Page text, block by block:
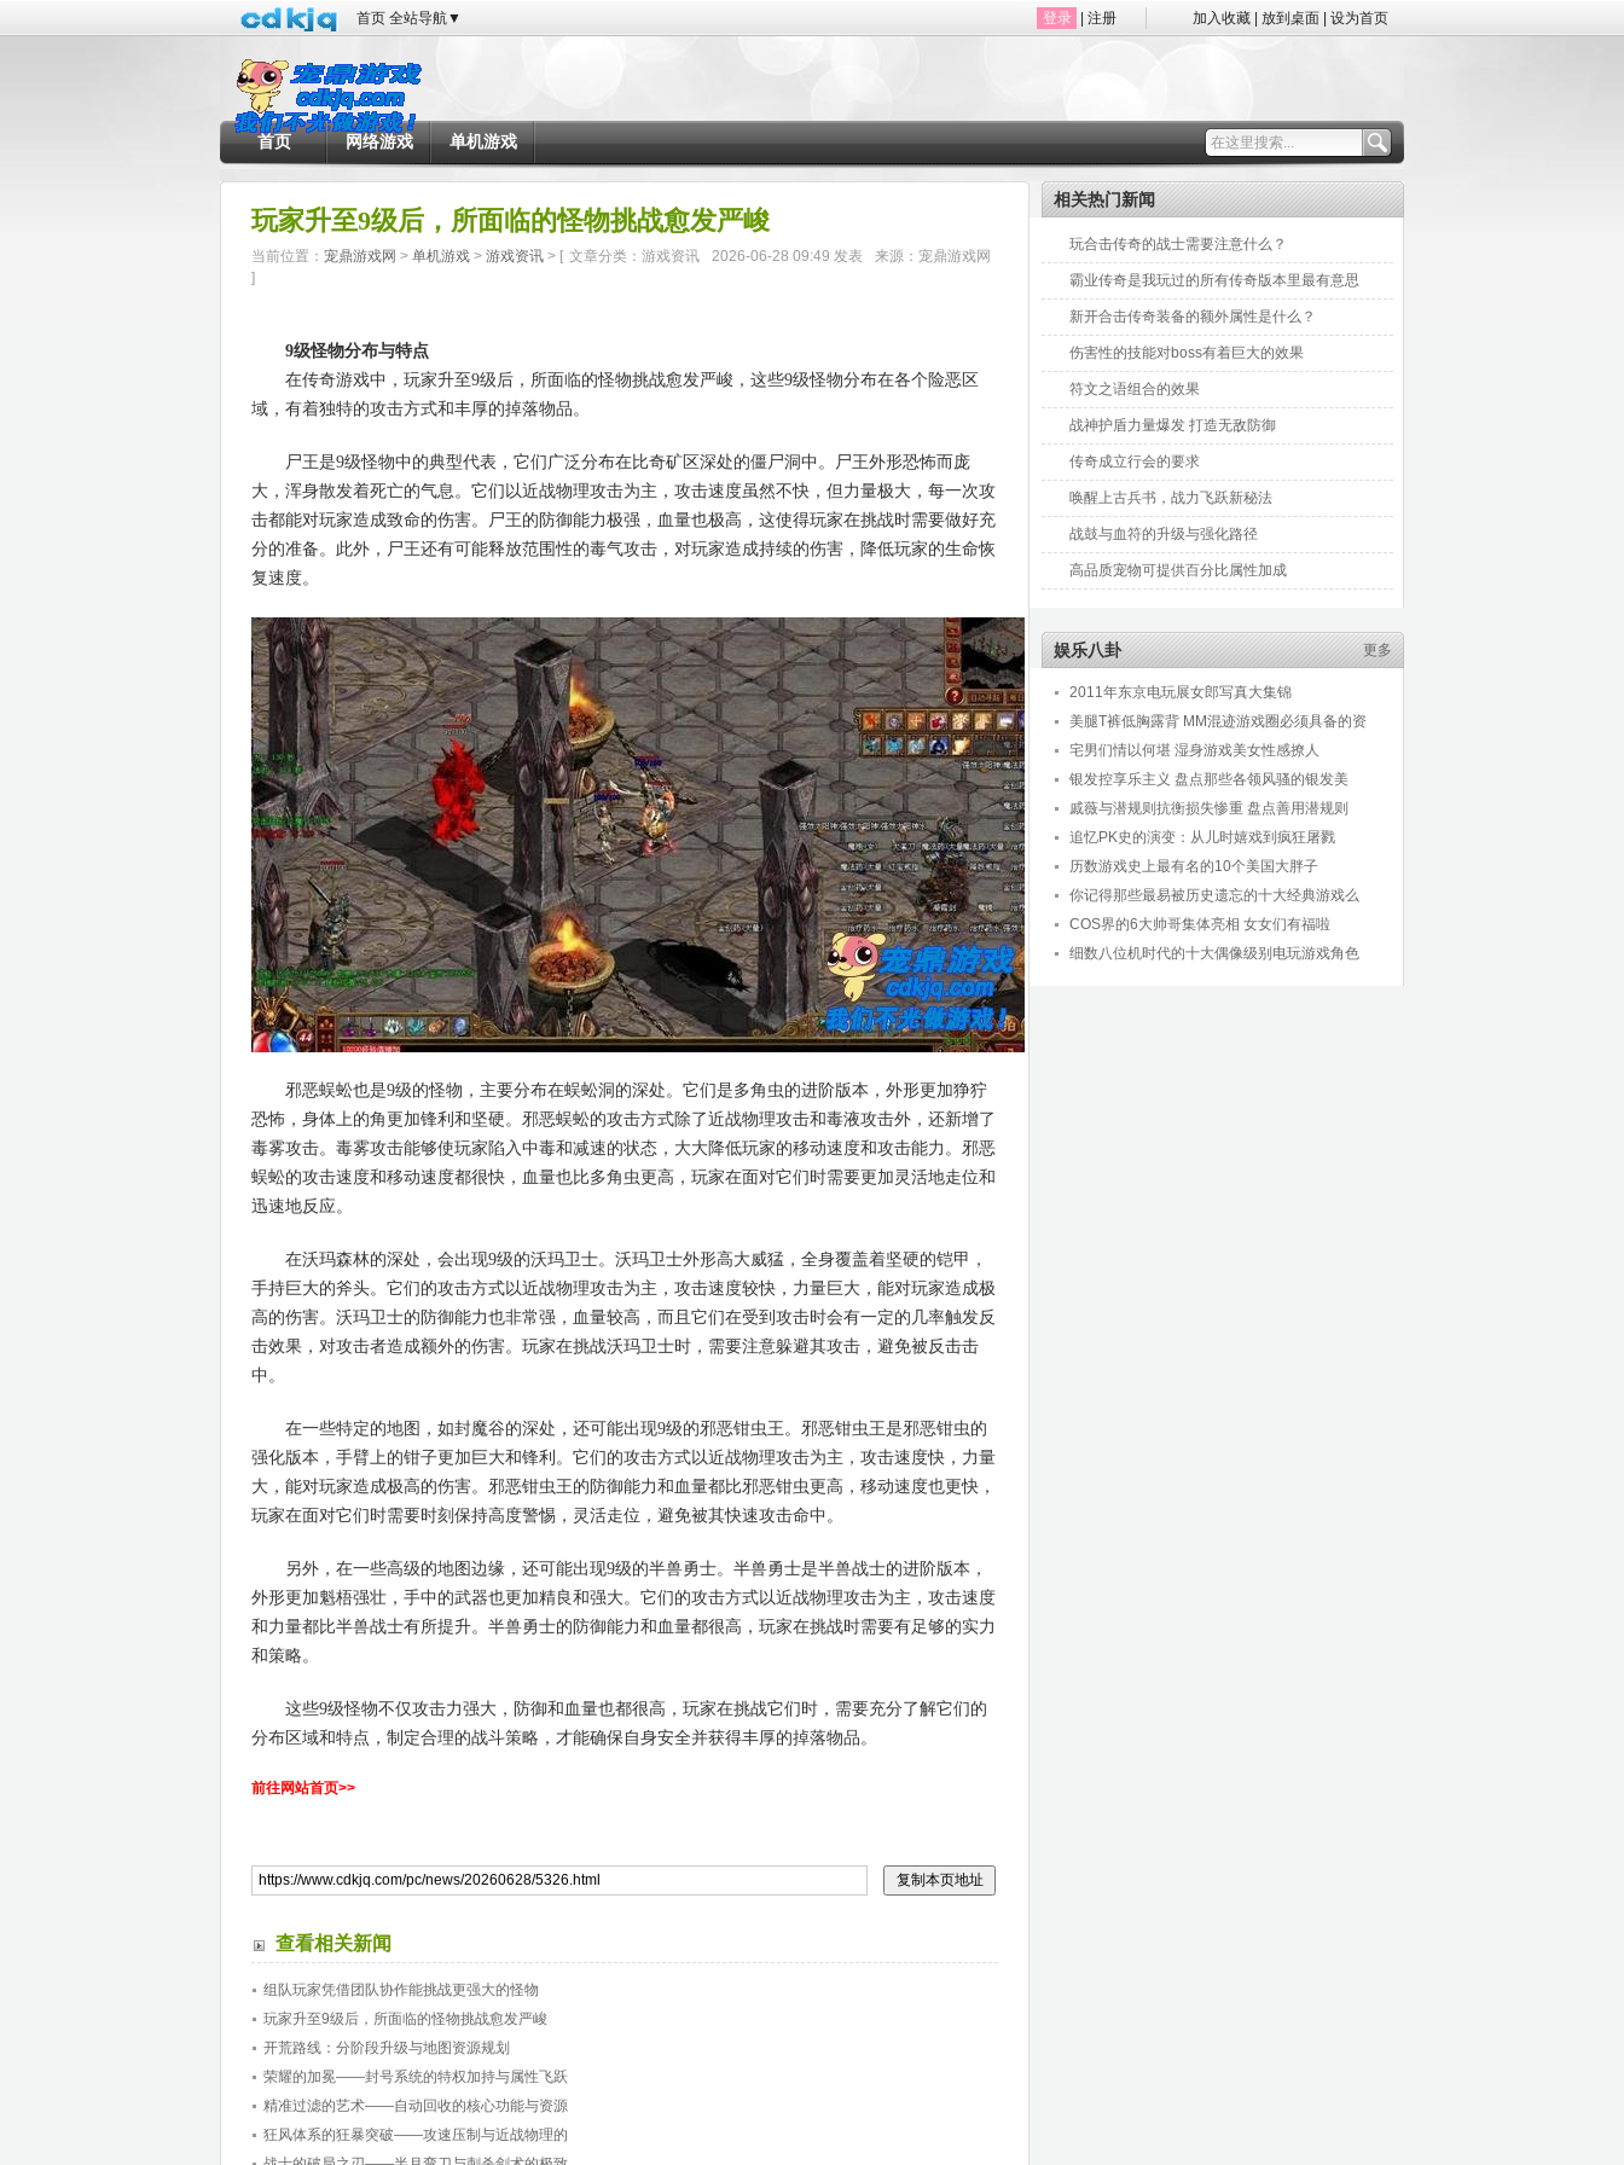
首页 全站导航▼ 登录 注册 加入收藏 放到桌面 设为首页
首页 网络游戏 单机游戏
玩家升至9级后，所面临的怪物挑战愈发严峻
当前位置： 宠鼎游戏网 > 单机游戏 > 游戏资讯 > [ 文章分类：游戏资讯 2026-06-28 09:49 发表
来源：宠鼎游戏网
]
9级怪物分布与特点
在传奇游戏中，玩家升至9级后，所面临的怪物挑战愈发严峻，这些9级怪物分布在各个险恶区
域，有着独特的攻击方式和丰厚的掉落物品。
尸王是9级怪物中的典型代表，它们广泛分布在比奇矿区深处的僵尸洞中。尸王外形恐怖而庞
大，浑身散发着死亡的气息。它们以近战物理攻击为主，攻击速度虽然不快，但力量极大，每一次攻
击都能对玩家造成致命的伤害。尸王的防御能力极强，血量也极高，这使得玩家在挑战时需要做好充
分的准备。此外，尸王还有可能释放范围性的毒气攻击，对玩家造成持续的伤害，降低玩家的生命恢
复速度。
邪恶蜈蚣也是9级的怪物，主要分布在蜈蚣洞的深处。它们是多角虫的进阶版本，外形更加狰狞
恐怖，身体上的角更加锋利和坚硬。邪恶蜈蚣的攻击方式除了近战物理攻击和毒液攻击外，还新增了
毒雾攻击。毒雾攻击能够使玩家陷入中毒和减速的状态，大大降低玩家的移动速度和攻击能力。邪恶
蜈蚣的攻击速度和移动速度都很快，血量也比多角虫更高，玩家在面对它们时需要更加灵活地走位和
迅速地反应。
在沃玛森林的深处，会出现9级的沃玛卫士。沃玛卫士外形高大威猛，全身覆盖着坚硬的铠甲，
手持巨大的斧头。它们的攻击方式以近战物理攻击为主，攻击速度较快，力量巨大，能对玩家造成极
高的伤害。沃玛卫士的防御能力也非常强，血量较高，而且它们在受到攻击时会有一定的几率触发反
击效果，对攻击者造成额外的伤害。玩家在挑战沃玛卫士时，需要注意躲避其攻击，避免被反击击
中。
在一些特定的地图，如封魔谷的深处，还可能出现9级的邪恶钳虫王。邪恶钳虫王是邪恶钳虫的
强化版本，手臂上的钳子更加巨大和锋利。它们的攻击方式以近战物理攻击为主，攻击速度快，力量
大，能对玩家造成极高的伤害。邪恶钳虫王的防御能力和血量都比邪恶钳虫更高，移动速度也更快，
玩家在面对它们时需要时刻保持高度警惕，灵活走位，避免被其快速攻击命中。
另外，在一些高级的地图边缘，还可能出现9级的半兽勇士。半兽勇士是半兽战士的进阶版本，
外形更加魁梧强壮，手中的武器也更加精良和强大。它们的攻击方式以近战物理攻击为主，攻击速度
和力量都比半兽战士有所提升。半兽勇士的防御能力和血量都很高，玩家在挑战时需要有足够的实力
和策略。
这些9级怪物不仅攻击力强大，防御和血量也都很高，玩家在挑战它们时，需要充分了解它们的
分布区域和特点，制定合理的战斗策略，才能确保自身安全并获得丰厚的掉落物品。
前往网站首页>>
查看相关新闻
组队玩家凭借团队协作能挑战更强大的怪物
玩家升至9级后，所面临的怪物挑战愈发严峻
开荒路线：分阶段升级与地图资源规划
荣耀的加冕——封号系统的特权加持与属性飞跃
精准过滤的艺术——自动回收的核心功能与资源
狂风体系的狂暴突破——攻速压制与近战物理的
相关热门新闻
玩合击传奇的战士需要注意什么？
霸业传奇是我玩过的所有传奇版本里最有意思
新开合击传奇装备的额外属性是什么？
伤害性的技能对boss有着巨大的效果
符文之语组合的效果
战神护盾力量爆发 打造无敌防御
传奇成立行会的要求
唤醒上古兵书，战力飞跃新秘法
战鼓与血符的升级与强化路径
高品质宠物可提供百分比属性加成
娱乐八卦 更多
2011年东京电玩展女郎写真大集锦
美腿T裤低胸露背 MM混迹游戏圈必须具备的资
宅男们情以何堪 湿身游戏美女性感撩人
银发控享乐主义 盘点那些各领风骚的银发美
戚薇与潜规则抗衡损失惨重 盘点善用潜规则
追忆PK史的演变：从儿时嬉戏到疯狂屠戮
历数游戏史上最有名的10个美国大胖子
你记得那些最易被历史遗忘的十大经典游戏么
COS界的6大帅哥集体亮相 女女们有福啦
细数八位机时代的十大偶像级别电玩游戏角色